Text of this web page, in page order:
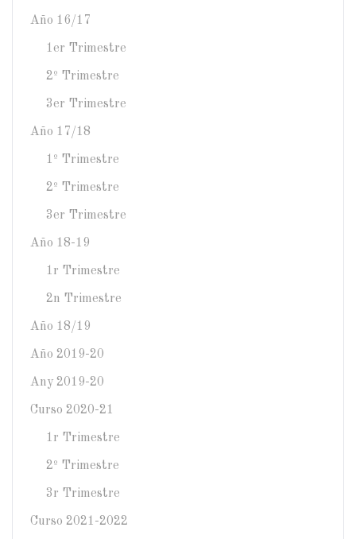
Año 16/17
1er Trimestre
2º Trimestre
3er Trimestre
Año 17/18
1º Trimestre
2º Trimestre
3er Trimestre
Año 18-19
1r Trimestre
2n Trimestre
Año 18/19
Año 2019-20
Any 2019-20
Curso 2020-21
1r Trimestre
2º Trimestre
3r Trimestre
Curso 2021-2022